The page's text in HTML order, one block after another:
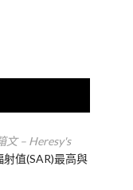
文 – Heresy's
射值(SAR)最高與